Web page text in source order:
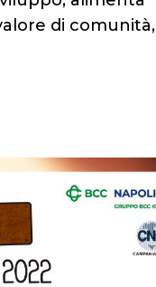
di comunità,